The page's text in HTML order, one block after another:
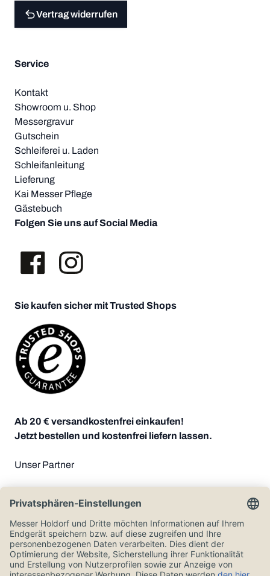
Vertrag widerrufen
Service
Kontakt
Showroom u. Shop
Messergravur
Gutschein
Schleiferei u. Laden
Schleifanleitung
Lieferung
Kai Messer Pflege
Gästebuch
Folgen Sie uns auf Social Media
Sie kaufen sicher mit Trusted Shops
Ab 20 € versandkostenfrei einkaufen!
Jetzt bestellen und kostenfrei liefern lassen.
Unser Partner
Zahlungsoptionen